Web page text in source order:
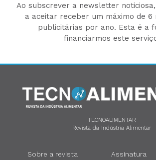
Ao subscrever a newsletter
a aceitar receber um máximo de 6
publicitárias por ano. Esta é a
financiarmos este
TECNOALIMENTAR
Revista da Indústria Alimentar
Sobre a revista
Assinatura